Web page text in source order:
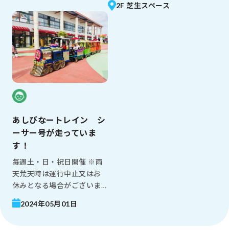
生スペースで ゆったりとし
2F 芝生スペース
あしびなートレイン シ
ーサー号が走っていま
す！
毎週土・日・祝日開催 ※雨
天荒天時は運行中止又はお
休みとなる場合がございま
す。
2024年05月01日